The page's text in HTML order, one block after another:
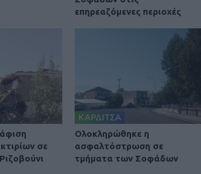
επηρεαζόμενες περιοχές
σε
ΚΑΡΔΙΤΣΑ
Ολοκληρώθηκε η
ασφαλτόστρωση σε
τμήματα των Σοφάδων